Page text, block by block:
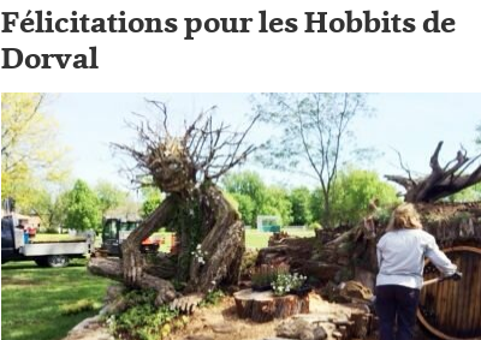
Félicitations pour les Hobbits de
Dorval